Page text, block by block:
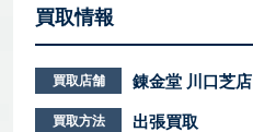
買取情報
買取店舗 錬金堂 川口芝店
買取方法 出張買取